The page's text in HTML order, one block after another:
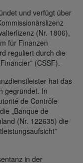
und verfügt über
(Nr. 1806),
für Finanzen
reguliert durch die
(CSSF).
hat das
gegründet. In
de Contrôle
„Banque de
(Nr. 122635) die
in der